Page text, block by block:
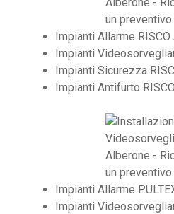
Impianti Allarme RISCO
Impianti
Impianti Sicurezza
Impianti Antifurto RISCO
Impianti Allarme
Impianti